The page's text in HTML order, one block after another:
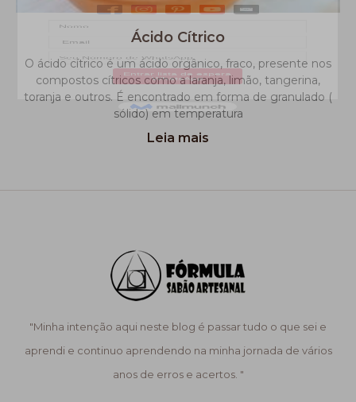
Ácido Cítrico
O ácido cítrico é um ácido orgânico, fraco, presente nos
compostos cítricos como a laranja, limão, tangerina,
toranja e outros. É encontrado em forma de granulado (
sólido) em temperatura
Leia mais
"Minha intenção aqui neste blog é passar tudo o que sei e
aprendi e continuo aprendendo na minha jornada de vários
anos de erros e acertos. "